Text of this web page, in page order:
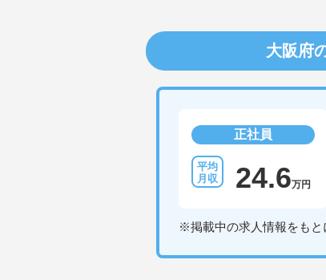
大阪府
正社員
24.6万円
※掲載中の求人情報をもと